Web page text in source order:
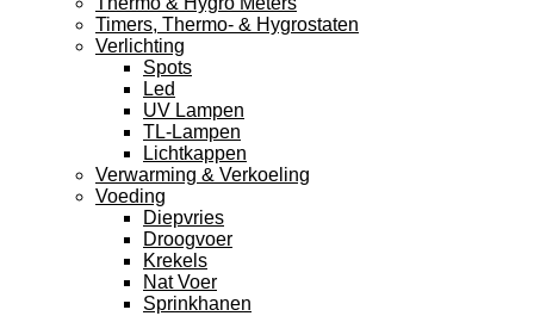
Timers, Thermo- & Hygrostaten
Verlichting
Spots
Led
UV Lampen
TL-Lampen
Lichtkappen
Verwarming & Verkoeling
Voeding
Diepvries
Droogvoer
Krekels
Nat Voer
Sprinkhanen